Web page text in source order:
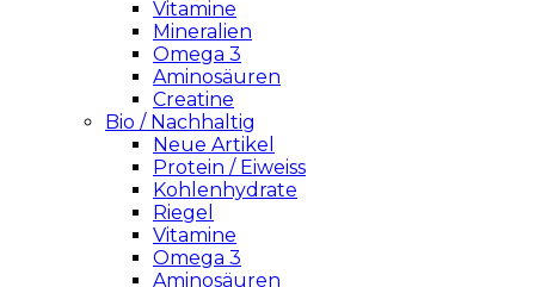
Vitamine
Mineralien
Omega 3
Aminosäuren
Creatine
Bio / Nachhaltig
Neue Artikel
Protein / Eiweiss
Kohlenhydrate
Riegel
Vitamine
Omega 3
Aminosäuren